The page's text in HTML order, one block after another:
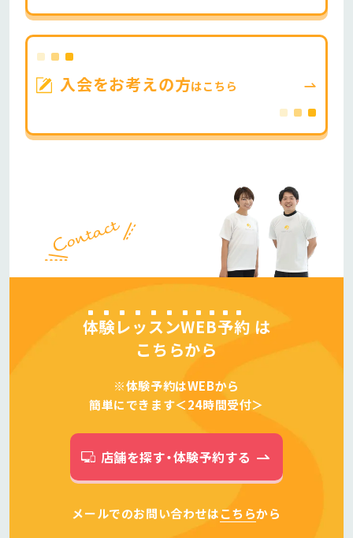
入会をお考えの方はこちら
体験レッスンWEB予約 は
こちらから
※体験予約はWEBから
簡単にできます＜24時間受付＞
店舗を探す・体験予約する
メールでのお問い合わせはこちらから